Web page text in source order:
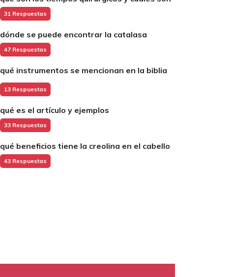
31 Respuestas
dónde se puede encontrar la catalasa
47 Respuestas
qué instrumentos se mencionan en la biblia
13 Respuestas
qué es el artículo y ejemplos
33 Respuestas
qué beneficios tiene la creolina en el cabello
43 Respuestas